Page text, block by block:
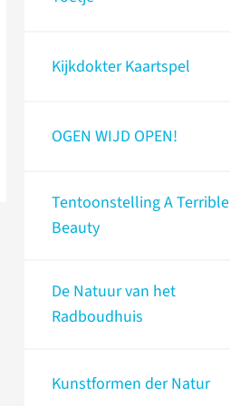
Kijkdokter Kaartspel
OGEN WIJD OPEN!
Tentoonstelling A Terrible
Beauty
De Natuur van het
Radboudhuis
Kunstformen der Natur